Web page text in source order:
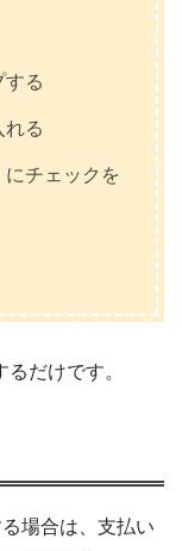
する
れる
にチェックを
だけです。
場合は、支払い